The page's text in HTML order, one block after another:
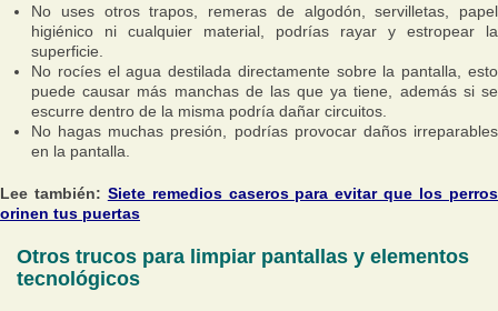
No uses otros trapos, remeras de algodón, servilletas, papel
higiénico ni cualquier material, podrías rayar y estropear la
superficie.
No rocíes el agua destilada directamente sobre la pantalla, esto
puede causar más manchas de las que ya tiene, además si se
escurre dentro de la misma podría dañar circuitos.
No hagas muchas presión, podrías provocar daños irreparables
en la pantalla.
Lee también: Siete remedios caseros para evitar que los perros
orinen tus puertas
Otros trucos para limpiar pantallas y elementos
tecnológicos